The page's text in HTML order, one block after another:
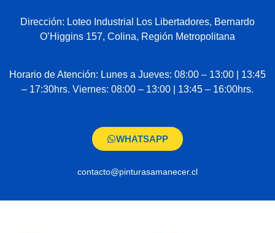
Dirección: Loteo Industrial Los Libertadores, Bernardo
O’Higgins 157, Colina, Región Metropolitana
Horario de Atención: Lunes a Jueves: 08:00 – 13:00 | 13:45
– 17:30hrs. Viernes: 08:00 – 13:00 | 13:45 – 16:00hrs.
WHATSAPP
contacto@pinturasamanecer.cl